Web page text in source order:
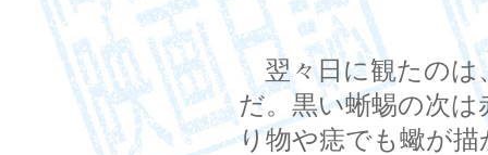
翌々日に観たのは
だ。黒い蜥蜴の次
り物や痣でも蠍が